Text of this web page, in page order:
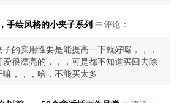
手绘风格的小夹子系列 中评论：
的实用性要是能提高一下就好囖，，，
很漂亮的，，，可是都不知道买回去除
，，，哈，不能买太多